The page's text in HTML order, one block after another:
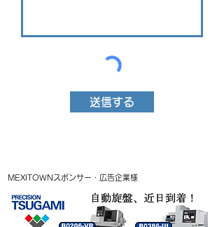
送信する
MEXITOWNスポンサー・広告企業様